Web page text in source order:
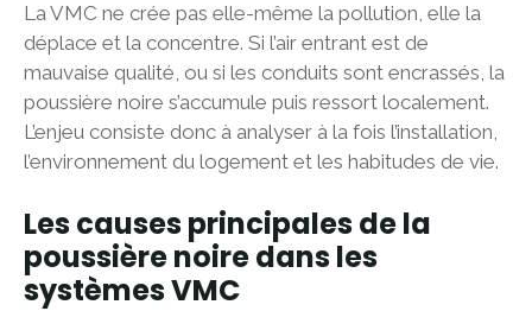
La VMC ne crée pas elle-même la pollution, elle la
déplace et la concentre. Si l’air entrant est de
mauvaise qualité, ou si les conduits sont encrassés, la
poussière noire s’accumule puis ressort localement.
L’enjeu consiste donc à analyser à la fois l’installation,
l’environnement du logement et les habitudes de vie.
Les causes principales de la
poussière noire dans les
systèmes VMC